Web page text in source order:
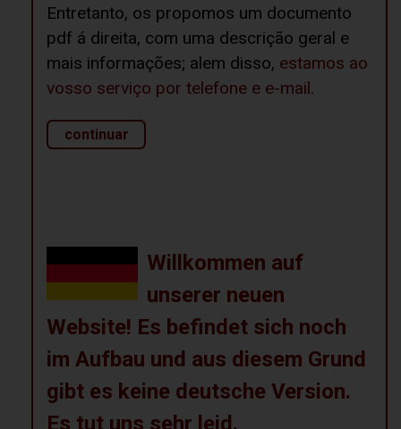
Entretanto, os propomos um documento
pdf á direita, com uma descrição geral e
mais informações; alem disso, estamos ao
vosso serviço por telefone e e-mail.
continuar
Willkommen auf
unserer neuen
Website! Es befindet sich noch
im Aufbau und aus diesem Grund
gibt es keine deutsche Version.
Es tut uns sehr leid.